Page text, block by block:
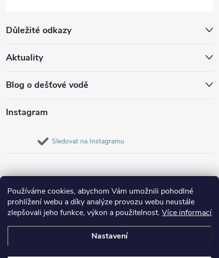
Používáme cookies, abychom Vám umožnili pohodlné
prohlížení webu a díky analýze provozu webu neustále
zlepšovali jeho funkce, výkon a použitelnost. Více informací
Nastavení
Důležité odkazy
Aktuality
Blog o dešťové vodě
Instagram
Sledovat na Instagramu